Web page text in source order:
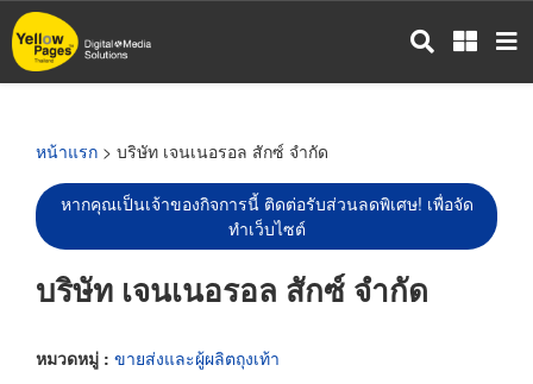
ข้าม
ไป
หน้าแรก > บริษัท เจนเนอรอล สักซ์ จำกัด
หากคุณเป็นเจ้าของกิจการนี้ ติดต่อรับส่วนลดพิเศษ! เพื่อจัด
ทำเว็บไซต์
บริษัท เจนเนอรอล สักซ์ จำกัด
หมวดหมู่ : ขายส่งและผู้ผลิตถุงเท้า